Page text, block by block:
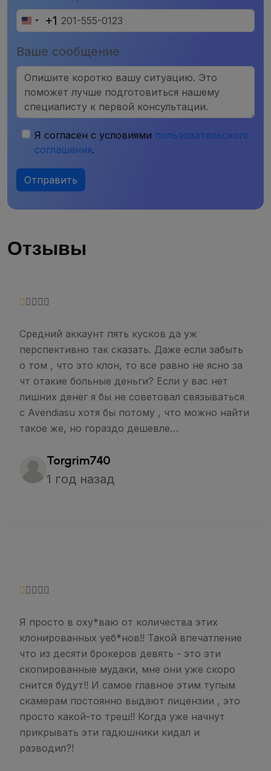
United
States
+1
+1
Ваше сообщение
Я согласен с условиями пользовательского
соглашения.
Отправить
Отзывы
Средний аккаунт пять кусков да уж
перспективно так сказать. Даже если забыть
о том , что это клон, то все равно не ясно за
чт отакие больные деньги? Если у вас нет
лишних денег я бы не советовал связываться
с Avendiasu хотя бы потому , что можно найти
такое же, но гораздо дешевле…
Torgrim740
1 год назад
Я просто в оху*ваю от количества этих
клонированных уеб*нов!! Такой впечатление
что из десяти брокеров девять - это эти
скопированные мудаки, мне они уже скоро
снится будут!! И самое главное этим тупым
скамерам постоянно выдают лицензии , это
просто какой-то треш!! Когда уже начнут
прикрывать эти гадюшники кидал и
разводил?!